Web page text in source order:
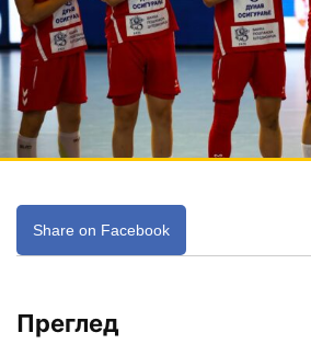
Share on Facebook
Преглед